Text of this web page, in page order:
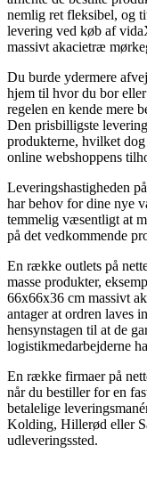
nemlig ret fleksibel, og
levering ved køb af
massivt akacietræ
Du burde ydermere
hjem til hvor du bor
regelen en kende mere
Den prisbilligste
produkterne, hvilket
online webshoppens
Leveringshastigheden
har behov for dine nye
temmelig væsentligt at
på det vedkommende
En række outlets på
masse produkter,
66x66x36 cm massivt
antager at ordren laves
hensynstagen til at de
logistikmedarbejderne
En række firmaer på
når du bestiller for en
betalelige
Kolding, Hillerød eller
udleveringssted.